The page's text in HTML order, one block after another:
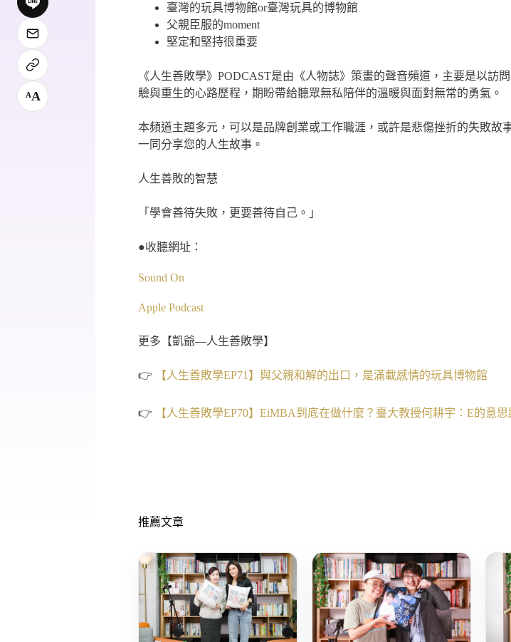
臺灣的玩具博物館or臺灣玩具的博物館
父親臣服的moment
堅定和堅持很重要
《人生善敗學》PODCAST是由《人物誌》策畫的聲音頻道，主要是以
驗與重生的心路歷程，期盼帶給聽眾無私陪伴的溫暖與面對無常的勇氣。
本頻道主題多元，可以是品牌創業或工作職涯，或許是悲傷挫折的失敗
一同分享您的人生故事。
人生善敗的智慧
「學會善待失敗，更要善待自己。」
●收聽網址：
Sound On
Apple Podcast
更多【凱爺—人生善敗學】
👉 【人生善敗學EP71】與父親和解的出口，是滿載感情的玩具博物館
👉 【人生善敗學EP70】EiMBA到底在做什麼？臺大教授何耕宇：E的意
推薦文章
AA